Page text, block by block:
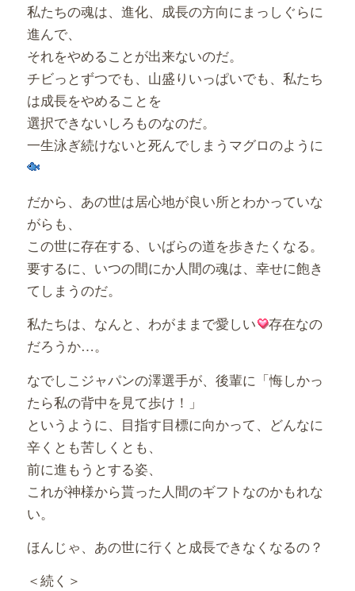
私たちの魂は、進化、成長の方向にまっしぐらに
進んで、
それをやめることが出来ないのだ。
チビっとずつでも、山盛りいっぱいでも、私たち
は成長をやめることを
選択できないしろものなのだ。
一生泳ぎ続けないと死んでしまうマグロのように
だから、あの世は居心地が良い所とわかっていな
がらも、
この世に存在する、いばらの道を歩きたくなる。
要するに、いつの間にか人間の魂は、幸せに飽き
てしまうのだ。
私たちは、なんと、わがままで愛しい
存在なの
だろうか…。
なでしこジャパンの澤選手が、後輩に「悔しかっ
たら私の背中を見て歩け！」
というように、目指す目標に向かって、どんなに
辛くとも苦しくとも、
前に進もうとする姿、
これが神様から貰った人間のギフトなのかもれな
い。
ほんじゃ、あの世に行くと成長できなくなるの？
＜続く＞